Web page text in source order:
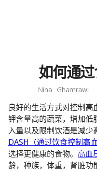
如何通
Nina Ghamrawi
良好的生活方式对控制
钾含量高的蔬菜，增加低
入量以及限制饮酒是减
DASH（通过饮食控制高
选择更健康的食物。 高血
龄，种族，体重，肾脏功